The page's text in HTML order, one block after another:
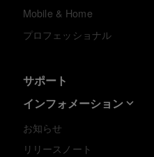
Mobile & Home
プロフェッショナル
サポート
インフォメーション
お知らせ
リリースノート